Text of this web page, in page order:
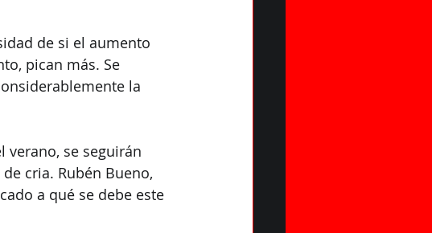
de si el aumento
pican más. Se
la
verano, se seguirán
cria. Rubén Bueno,
a qué se debe este